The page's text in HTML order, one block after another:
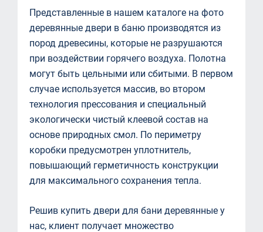
Представленные в нашем каталоге на фото
деревянные двери в баню производятся из
пород древесины, которые не разрушаются
при воздействии горячего воздуха. Полотна
могут быть цельными или сбитыми. В первом
случае используется массив, во втором
технология прессования и специальный
экологически чистый клеевой состав на
основе природных смол. По периметру
коробки предусмотрен уплотнитель,
повышающий герметичность конструкции
для максимального сохранения тепла.
Решив купить двери для бани деревянные у
нас, клиент получает множество